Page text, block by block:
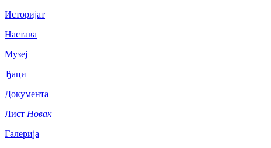
Историјат
Настава
Музеј
Ђаци
Документа
Лист Новак
Галерија